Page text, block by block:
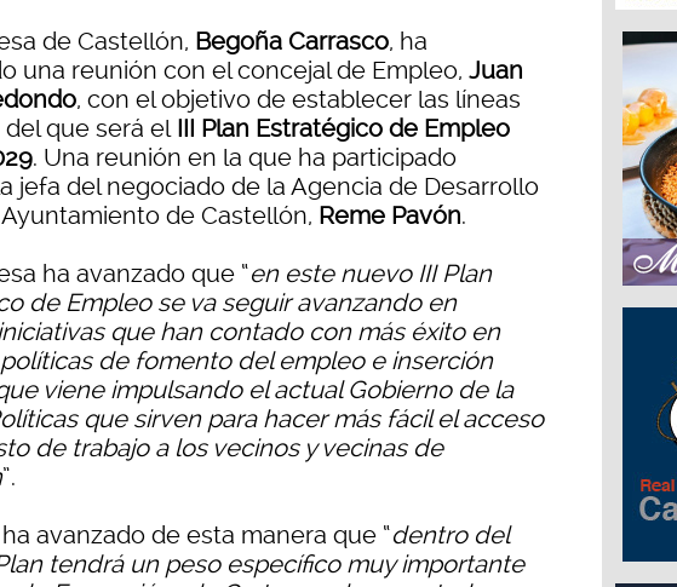
de Castellón, Begoña Carrasco, ha
una reunión con el concejal de Empleo, Juan
, con el objetivo de establecer las líneas
que será elIII Plan Estratégico de Empleo
. Una reunión en la que ha participado
jefa del negociado de la Agencia de Desarrollo
de Castellón, Reme Pavón.
ha avanzado que “en este nuevo III Plan
de Empleo se va seguir avanzando en
que han contado con más éxito en
de fomento del empleo e inserción
viene impulsando el actual Gobierno de la
que sirven para hacer más fácil el acceso
de trabajo a los vecinos y vecinas de
”.
avanzado de esta manera que “dentro del
tendrá un peso específico muy importante